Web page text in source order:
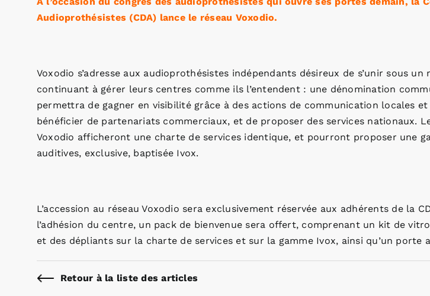
Audioprothésistes (CDA) lance le réseau Voxodio.
Voxodio s’adresse aux audioprothésistes indépendants désireux de s’unir sous
continuant à gérer leurs centres comme ils l’entendent : une dénomination
permettra de gagner en visibilité grâce à des actions de communication locales
bénéficier de partenariats commerciaux, et de proposer des services nationaux.
Voxodio afficheront une charte de services identique, et pourront proposer une
auditives, exclusive, baptisée Ivox.
L’accession au réseau Voxodio sera exclusivement réservée aux adhérents de la
l’adhésion du centre, un pack de bienvenue sera offert, comprenant un kit de
et des dépliants sur la charte de services et sur la gamme Ivox, ainsi qu’un porte
Retour à la liste des articles